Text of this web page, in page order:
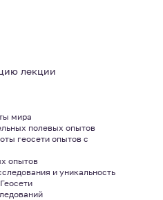
лекции
мира
полевых опытов
геосети опытов с
опытов
и уникальность